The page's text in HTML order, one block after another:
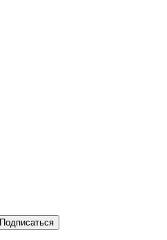
Подписаться